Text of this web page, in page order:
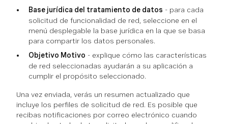
Base jurídica del tratamiento de datos - para cada
solicitud de funcionalidad de red, seleccione en el
menú desplegable la base jurídica en la que se basa
para compartir los datos personales.
Objetivo Motivo - explique cómo las características
de red seleccionadas ayudarán a su aplicación a
cumplir el propósito seleccionado.
Una vez enviada, verás un resumen actualizado que
incluye los perfiles de solicitud de red. Es posible que
recibas notificaciones por correo electrónico cuando